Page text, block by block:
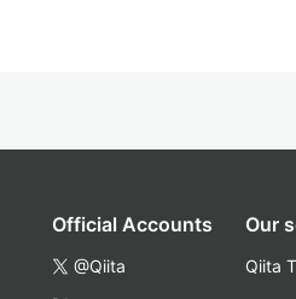
Official Accounts
@Qiita
Our
Qiita